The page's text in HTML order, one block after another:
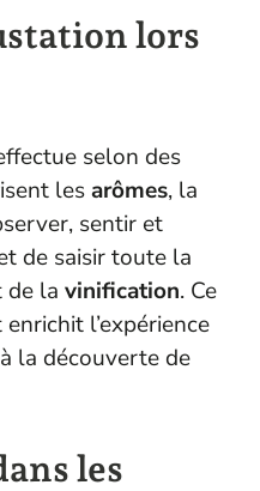
lors
selon des
lesarômes, la
sentir et
de saisir toute la
de la vinification. Ce
l’expérience
la découverte de
les